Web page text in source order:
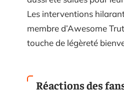
Les interventions
membre d’Awesome
touche de légèreté
Réactions des